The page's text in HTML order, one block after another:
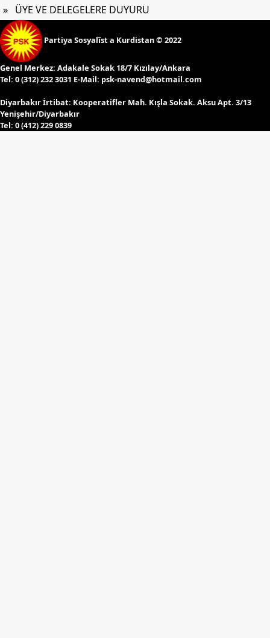
» ÜYE VE DELEGELERE DUYURU
Partiya Sosyalîst a Kurdistan © 2022
Genel Merkez: Adakale Sokak 18/7 Kızılay/Ankara
Tel: 0 (312) 232 3031 E-Mail: psk-navend@hotmail.com
Diyarbakır İrtibat: Kooperatifler Mah. Kışla Sokak. Aksu Apt. 3/13
Yenişehir/Diyarbakır
Tel: 0 (412) 229 0839